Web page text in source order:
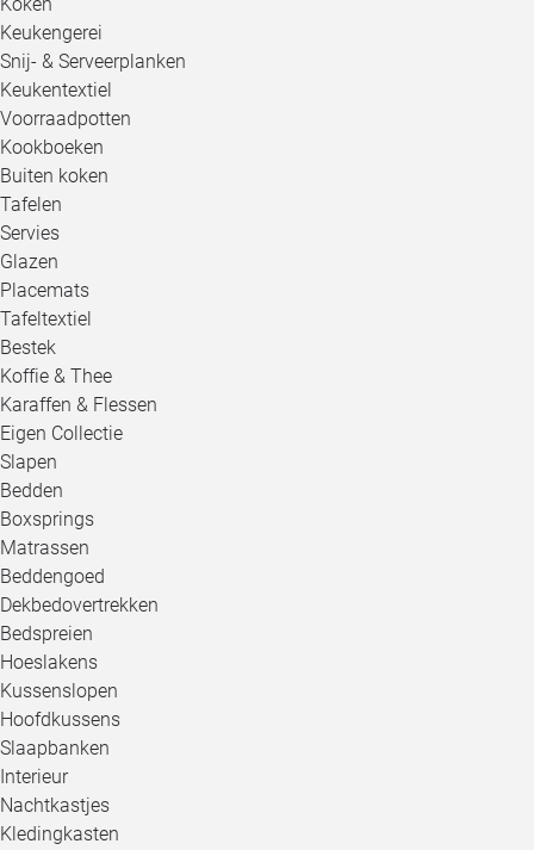
Keukengerei
Snij- & Serveerplanken
Keukentextiel
Voorraadpotten
Kookboeken
Buiten koken
Tafelen
Servies
Glazen
Placemats
Tafeltextiel
Bestek
Koffie & Thee
Karaffen & Flessen
Eigen Collectie
Slapen
Bedden
Boxsprings
Matrassen
Beddengoed
Dekbedovertrekken
Bedspreien
Hoeslakens
Kussenslopen
Hoofdkussens
Slaapbanken
Interieur
Nachtkastjes
Kledingkasten